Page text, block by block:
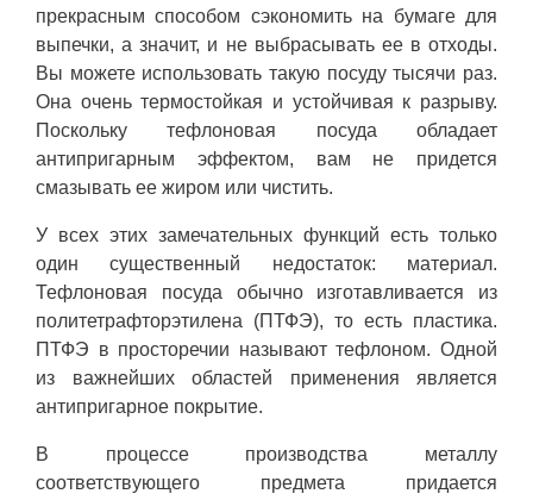
прекрасным способом сэкономить на бумаге для
выпечки, а значит, и не выбрасывать ее в отходы.
Вы можете использовать такую посуду тысячи раз.
Она очень термостойкая и устойчивая к разрыву.
Поскольку тефлоновая посуда обладает
антипригарным эффектом, вам не придется
смазывать ее жиром или чистить.
У всех этих замечательных функций есть только
один существенный недостаток: материал.
Тефлоновая посуда обычно изготавливается из
политетрафторэтилена (ПТФЭ), то есть пластика.
ПТФЭ в просторечии называют тефлоном. Одной
из важнейших областей применения является
антипригарное покрытие.
В процессе производства металлу
соответствующего предмета придается